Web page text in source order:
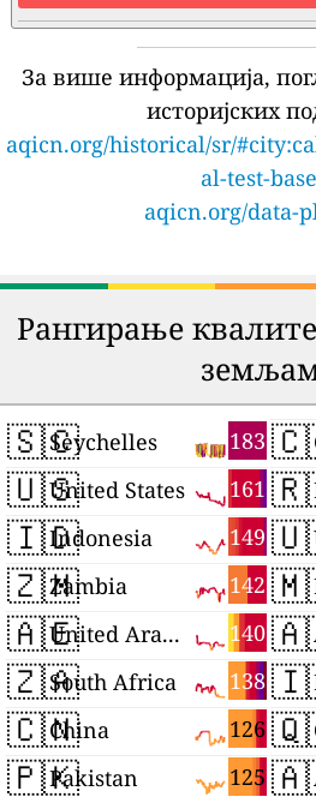
За више информација,
историјских
aqicn.org/historical/sr/
al-test-base
aqicn.org/data-
Рангирање
🇸🇨 183
Seychelles
🇺🇸 161
United States
🇮🇩 149
Indonesia
🇿🇲 142
Zambia
🇦🇪 140
United Arab Emirates
🇿🇦 138
South Africa
🇨🇳 126
China
🇵🇰 125
Pakistan